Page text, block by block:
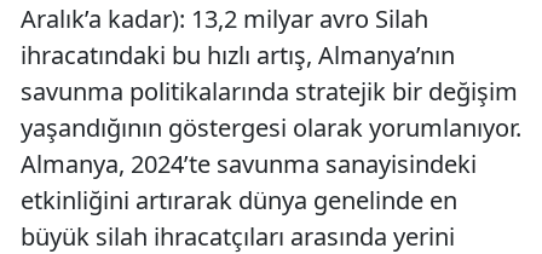
Aralık’a kadar): 13,2 milyar avro Silah
ihracatındaki bu hızlı artış, Almanya’nın
savunma politikalarında stratejik bir değişim
yaşandığının göstergesi olarak yorumlanıyor.
Almanya, 2024’te savunma sanayisindeki
etkinliğini artırarak dünya genelinde en
büyük silah ihracatçıları arasında yerini